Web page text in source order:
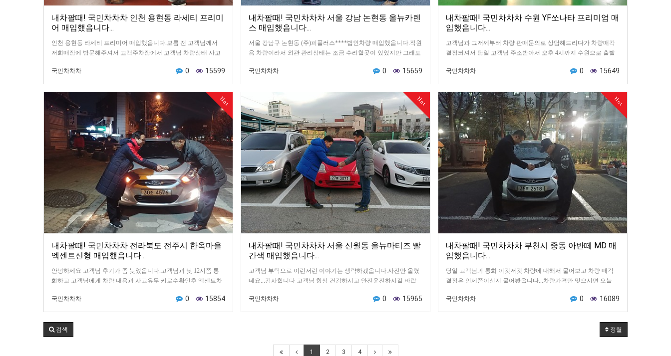
내차팔때! 국민차차차 인천 용현동 라세티 프리미
어 매입했읍니다...
인천 용현동 라세티 프리미어 매입했읍니다.보름 전 고객님께서
저희매장에 방문해주셔서 고객주차장에서 고객님 차량상태 사고
종…
국민차차차 0 15599
내차팔때! 국민차차차 서울 강남 논현동 올뉴카렌
스 매입했읍니다...
서울 강남구 논현동 (주)피플러스****법인차량 매입했읍니다.직원
용 차량이라서 외관 관리상태는 조금 수리할곳이 있었지만 그래도
국민차차차
0 15659
내차팔때! 국민차차차 수원 YF쏘나타 프리미엄 매
입했읍니다...
고객님과 그저께부터 차량 판매문의로 상담해드리다가 차량매각
결정되셔서 당일 고객님 주소받아서 오후 4시까지 수원으로 출발
국민차차차
0 15649
Hot
내차팔때! 국민차차차 전라북도 전주시 한옥마을
엑센트신형 매입했읍니다...
안녕하세요 고객님 후기가 좀 늦었읍니다.고객님과 낮 12시쯤 통
화하고 고객님에게 차량 내용과 사고유무 키로수확인후 엑센트차
국민차차차
0 15854
Hot
내차팔때! 국민차차차 서울 신월동 올뉴마티즈 빨
간색 매입했읍니다...
고객님 부탁으로 이런저런 이야기는 생략하겠읍니다.사진만 올렸
네요...감사합니다 고객님 항상 건강하시고 안전운전하시길 바랍
국민차차차
0 15965
Hot
내차팔때! 국민차차차 부천시 중동 아반떼 MD 매
입했읍니다...
당일 고객님과 통화 이것저것 차량에 대해서 물어보고 차량 매각
결정은 언제쯤이신지 물어봤읍니다...차량가격만 맞으시면 오늘
국민차차차
0 16089
정렬
검색
1 2 3 4